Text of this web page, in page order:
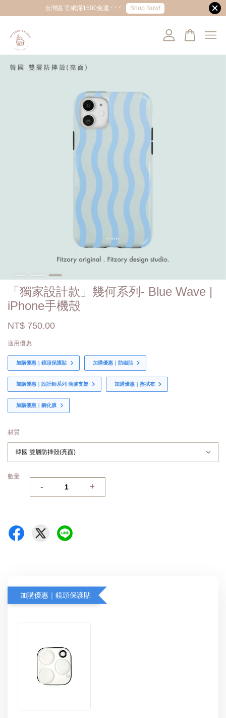
台灣區 官網滿1500免運.ᐟ.ᐟ.ᐟ Shop Now!
「獨家設計款」幾何系列- Blue Wave |
iPhone手機殼
NT$ 750.00
適用優惠
加購優惠｜鏡頭保護貼 加購優惠｜防磁貼
加購優惠｜設計師系列 滴膠支架 加購優惠｜擦拭布
加購優惠｜鋼化膜
材質
數量
- +
加購優惠｜鏡頭保護貼
您的購物車目前還是空的。